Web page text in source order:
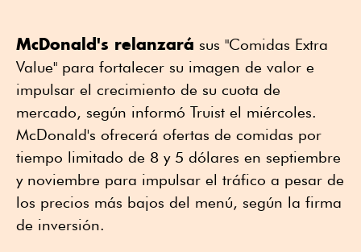
McDonald's relanzará sus "Comidas Extra
Value" para fortalecer su imagen de valor e
impulsar el crecimiento de su cuota de
mercado, según informó Truist el miércoles.
McDonald's ofrecerá ofertas de comidas por
tiempo limitado de 8 y 5 dólares en septiembre
y noviembre para impulsar el tráfico a pesar de
los precios más bajos del menú, según la firma
de inversión.